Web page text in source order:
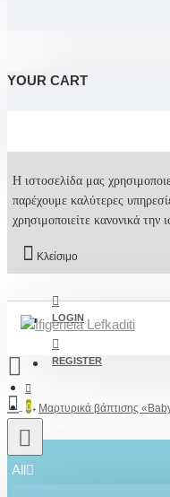
YOUR CART
Η ιστοσελίδα μας
παρέχουμε καλύτερες
χρησιμοποιείτε κανονικά την
Κλείσιμο
LOGIN
REGISTER
0
All
Μαρτυρικά βάπτισης